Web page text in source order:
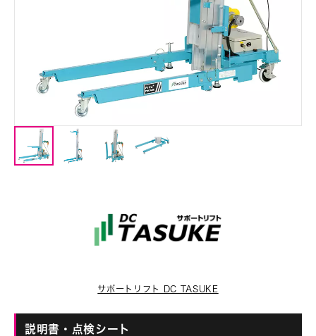
サポートリフト DC TASUKE
説明書・点検シート